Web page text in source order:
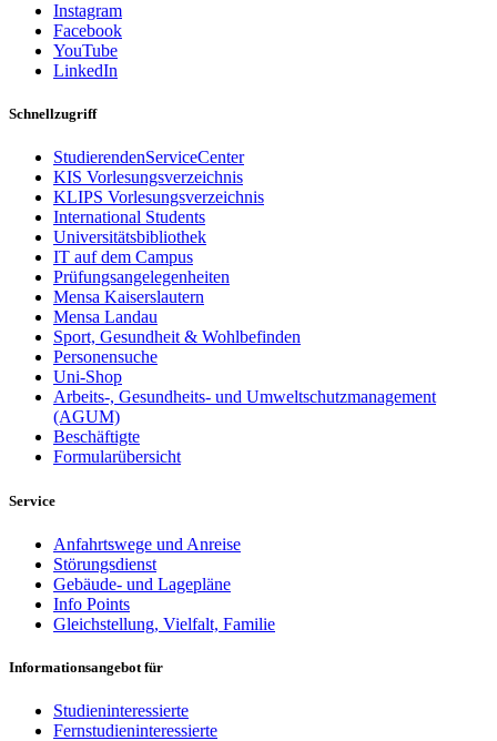
Instagram
Facebook
YouTube
LinkedIn
Schnellzugriff
StudierendenServiceCenter
KIS Vorlesungsverzeichnis
KLIPS Vorlesungsverzeichnis
International Students
Universitätsbibliothek
IT auf dem Campus
Prüfungsangelegenheiten
Mensa Kaiserslautern
Mensa Landau
Sport, Gesundheit & Wohlbefinden
Personensuche
Uni-Shop
Arbeits-, Gesundheits- und Umweltschutzmanagement
(AGUM)
Beschäftigte
Formularübersicht
Service
Anfahrtswege und Anreise
Störungsdienst
Gebäude- und Lagepläne
Info Points
Gleichstellung, Vielfalt, Familie
Informationsangebot für
Studieninteressierte
Fernstudieninteressierte